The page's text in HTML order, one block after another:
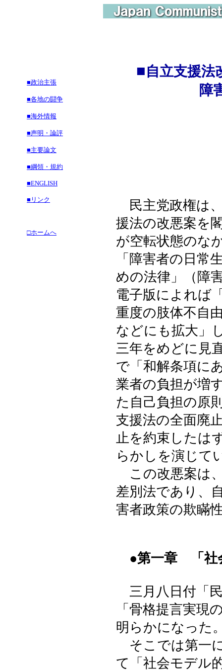
■政治主張
■各地の闘争
■海外情報
■声明・論評
■主要論文
■綱領・規約
■ENGLISH
■リンク
□ホームへ
■自立支援法
障害者解
民主党政権は
援法の改悪案を
が空転状態のな
「障害者の日常
めの法律」（障
電子版によれば
重度の肢体不自
などにも拡大」
三年をめどに見
で「和解条項に
業者の負担が増
た自己負担の原
支援法の全面廃
止を約束したは
らかしを演じて
この改悪案は
差別法であり、
害者政策の欺瞞
●第一章 「社
三月八日付「
「骨格提言実現
明らかになった
そこでは第一
て「社会モデル